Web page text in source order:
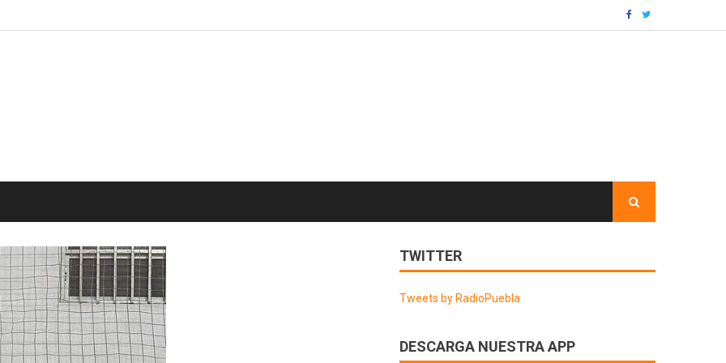
TWITTER
Tweets by RadioPuebla
DESCARGA NUESTRA APP